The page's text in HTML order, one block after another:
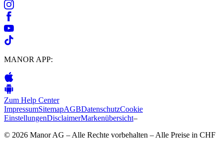
MANOR APP:
Zum Help Center
ImpressumSitemapAGBDatenschutzCookie
EinstellungenDisclaimerMarkenübersicht–
© 2026 Manor AG – Alle Rechte vorbehalten – Alle Preise in CHF